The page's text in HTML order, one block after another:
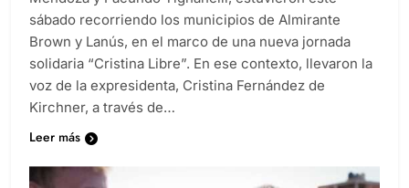
sábado recorriendo los municipios de Almirante
Brown y Lanús, en el marco de una nueva jornada
solidaria “Cristina Libre”. En ese contexto, llevaron la
voz de la expresidenta, Cristina Fernández de
Kirchner, a través de…
Leer más